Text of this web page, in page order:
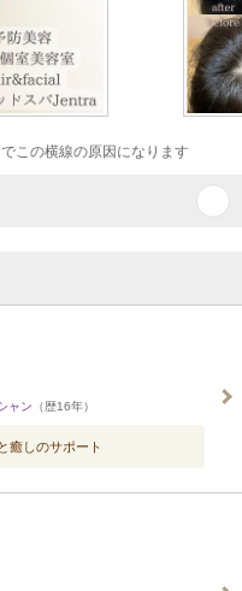
この横線の原因になります
ャン （歴16年）
癒しのサポート